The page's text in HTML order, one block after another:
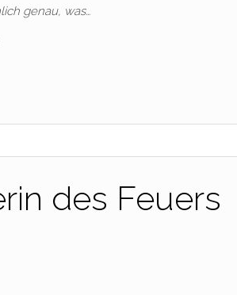
genau, was…
des Feuers